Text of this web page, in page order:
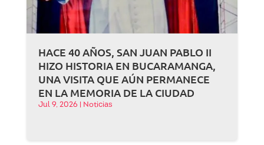
HACE 40 AÑOS, SAN JUAN PABLO II
HIZO HISTORIA EN BUCARAMANGA,
UNA VISITA QUE AÚN PERMANECE
EN LA MEMORIA DE LA CIUDAD
Jul 9, 2026 Noticias